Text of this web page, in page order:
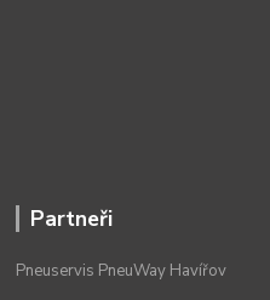
Partneři
Pneuservis PneuWay Havířov